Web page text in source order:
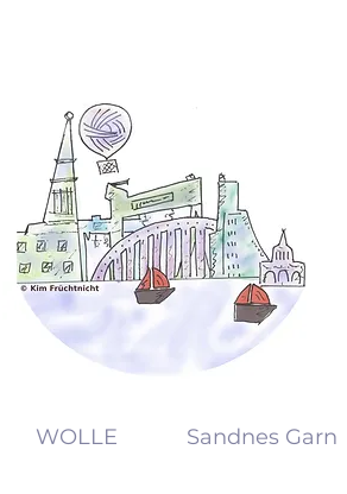
KW
WOLLE Sandnes Garn